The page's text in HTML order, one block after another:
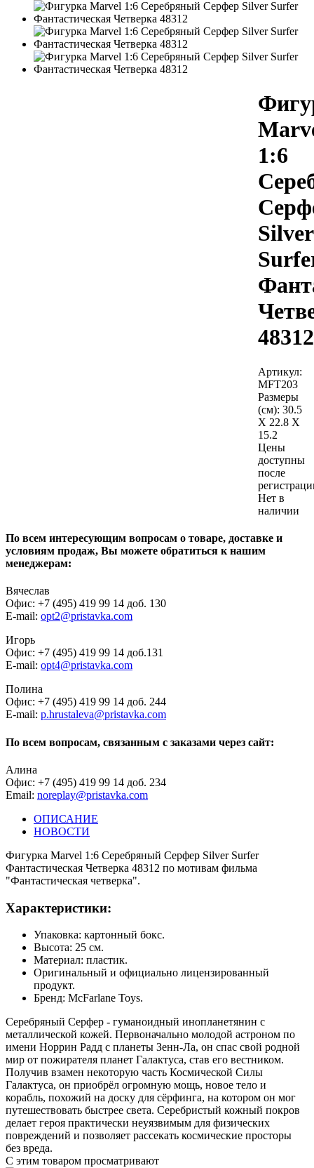
1:6
Silver
48312
Артикул:
MFT203
Размеры
(см): 30.5
X 22.8 X
15.2
Цены
доступны
после
Нет в
наличии
По всем интересующим вопросам о товаре, доставке и
условиям продаж, Вы можете обратиться к нашим
менеджерам:
Вячеслав
Офис: +7 (495) 419 99 14 доб. 130
E-mail: opt2@pristavka.com
Игорь
Офис: +7 (495) 419 99 14 доб.131
E-mail: opt4@pristavka.com
Полина
Офис: +7 (495) 419 99 14 доб. 244
E-mail: p.hrustaleva@pristavka.com
По всем вопросам, связанным с заказами через сайт:
Алина
Офис: +7 (495) 419 99 14 доб. 234
Email: noreplay@pristavka.com
ОПИСАНИЕ
НОВОСТИ
Фигурка Marvel 1:6 Серебряный Серфер Silver Surfer
Фантастическая Четверка 48312 по мотивам фильма
"Фантастическая четверка".
Характеристики:
Упаковка: картонный бокс.
Высота: 25 см.
Материал: пластик.
Оригинальный и официально лицензированный
продукт.
Бренд: McFarlane Toys.
Серебряный Серфер - гуманоидный инопланетянин с
металлической кожей. Первоначально молодой астроном по
имени Норрин Радд с планеты Зенн-Ла, он спас свой родной
мир от пожирателя планет Галактуса, став его вестником.
Получив взамен некоторую часть Космической Силы
Галактуса, он приобрёл огромную мощь, новое тело и
корабль, похожий на доску для сёрфинга, на котором он мог
путешествовать быстрее света. Серебристый кожный покров
делает героя практически неуязвимым для физических
повреждений и позволяет рассекать космические просторы
без вреда.
С этим товаром просматривают